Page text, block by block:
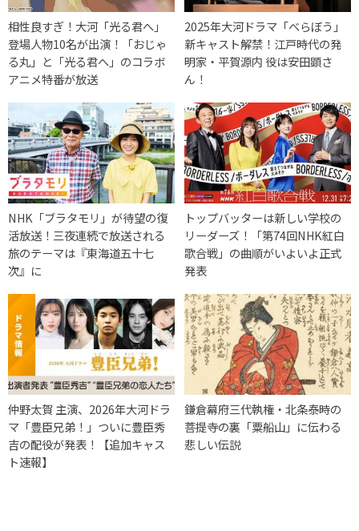
相性良すぎ！大河「光る君へ」
登場人物10名が出演！「おじゃ
る丸」と「光る君へ」のコラボ
アニメ特番が放送
2025年大河ドラマ「べらぼう」
新キャスト解禁！江戸時代の発
明家・平賀源内 役は安田顕さ
ん！
NHK「ブラタモリ」が待望の復
活放送！三夜連続で放送される
旅のテーマは『東海道五十七
次』に
トップバッターは新しい学校の
リーダーズ！「第74回NHK紅白
歌合戦」の曲順がいよいよ正式
発表
仲野太賀 主演、2026年大河ドラ
マ「豊臣兄弟！」ついに豊臣秀
吉の配役が発表！【追加キャス
ト速報】
鎌倉幕府三代執権・北条泰時の
菩提寺の裏「粟船山」に伝わる
悲しい伝説